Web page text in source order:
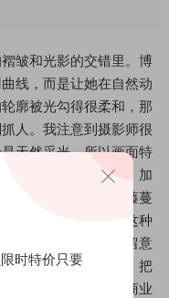
皱和光影的交错里。博
线，而是让她在自然动
廓被光勾得很柔和，那
人。我注意到摄影师很
天然采光，所以画面特
本身就有夏日气息，加
味道。有几张她在藤蔓
纯真和妩媚之间。这种
建议你在欣赏时多留意
里拍过去的长镜头，把
不是那种冷冰冰的商业
时特价只要